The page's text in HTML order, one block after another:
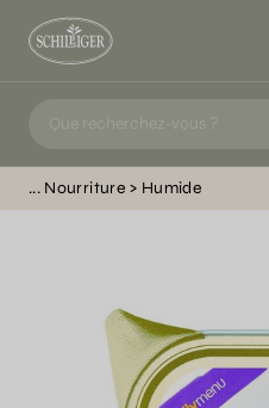
Nourriture Humide